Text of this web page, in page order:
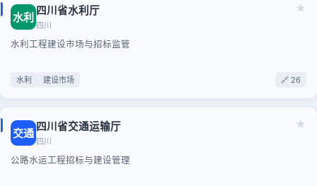
★
水利 四川省水利厅
四川
水利工程建设市场与招标监管
水利 建设市场 🔗 26
★
交通 四川省交通运输厅
四川
公路水运工程招标与建设管理